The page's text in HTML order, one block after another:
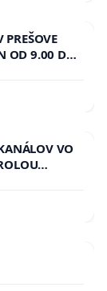
OD 9.00 DO
8.00 – 18.00
AREA NA
VO